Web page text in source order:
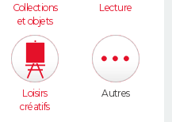
Collections
et objets
anciens
Lecture
Loisirs
créatifs
Autres